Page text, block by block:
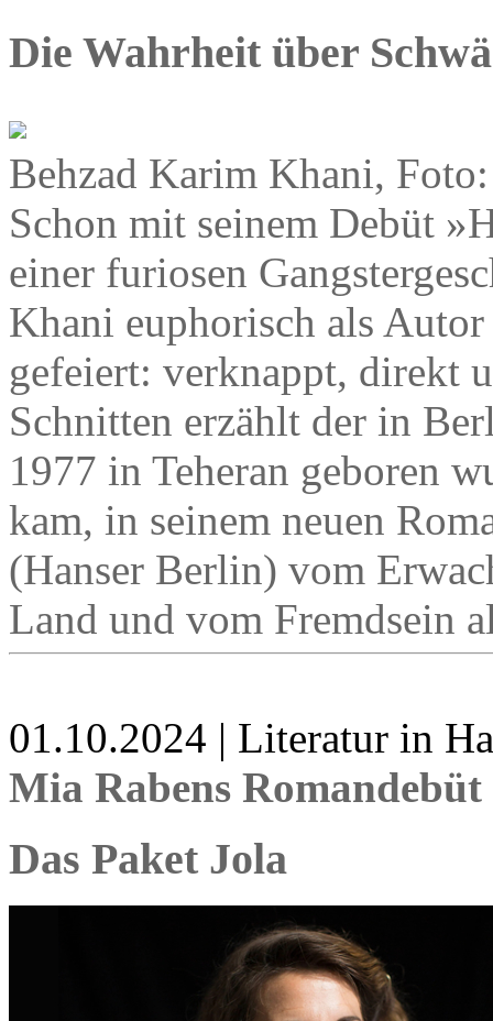
Die Wahrheit über
Behzad Karim Khani,
Schon mit seinem Debüt
einer furiosen
Khani euphorisch als
gefeiert: verknappt, direkt
Schnitten erzählt der in
1977 in Teheran geboren
kam, in seinem neuen
(Hanser Berlin) vom
Land und vom Fremdsein
01.10.2024 | Literatur in
Mia Rabens
Das Paket Jola